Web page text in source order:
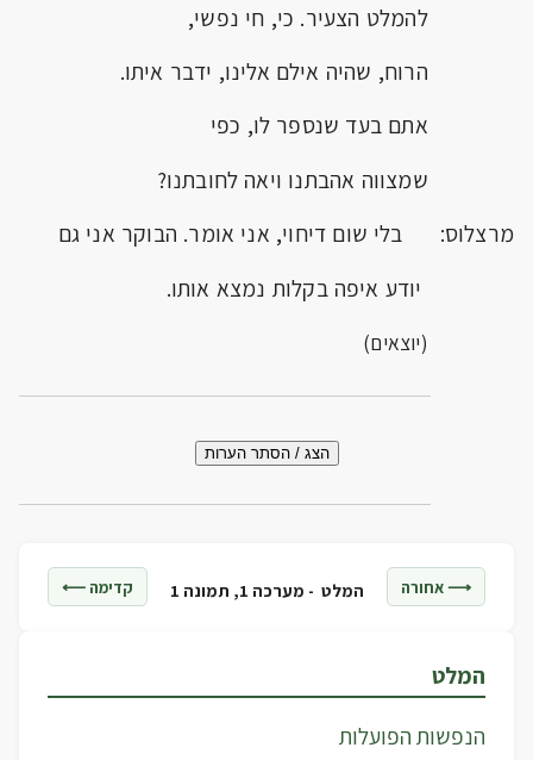
להמלט הצעיר. כי, חי נפשי,
הרוח, שהיה אילם אלינו, ידבר איתו.
אתם בעד שנספר לו, כפי
שמצווה אהבתנו ויאה לחובתנו?
מרצלוס: בלי שום דיחוי, אני אומר. הבוקר אני גם
יודע איפה בקלות נמצא אותו.
(יוצאים)
הצג / הסתר הערות
⟶ אחורה המלט - מערכה 1, תמונה 1 קדימה ⟵
המלט
הנפשות הפועלות